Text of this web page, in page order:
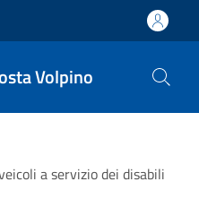
Volpino
a servizio dei disabili